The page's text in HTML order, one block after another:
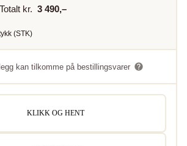
Totalt kr. 3 490,–
(STK)
kan tilkomme på bestillingsvarer
KLIKK OG HENT